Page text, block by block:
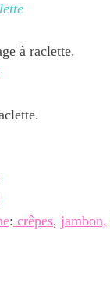
à raclette.
: crêpes, jambon,